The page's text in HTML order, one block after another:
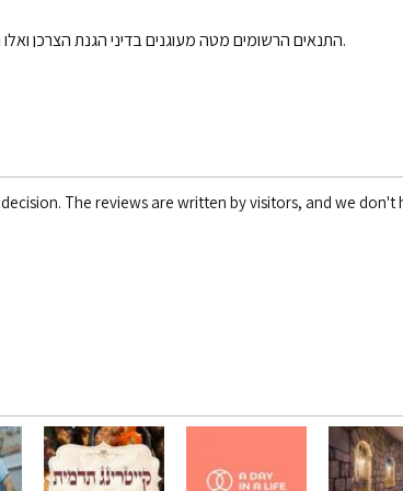
1. התנאים הרשומים מטה מעוגנים בדיני הגנת הצרכן ואלו התנאים שנפעל על פיהם, במידה וחס וחלילה תרצה/י לבטל הזמנתך.
במידה ויום קבלת ההודעה הינו יום שבתון בארץ יחשב יום הביטול מיום העבודה הראשון שלאחריו.
ד. בביטול של 24 שעות ופחות קודם למימוש ההזמנה: יגבו דמי ביטול של 100% מערך ההזמנה.
The reviews are written by visitors, and we